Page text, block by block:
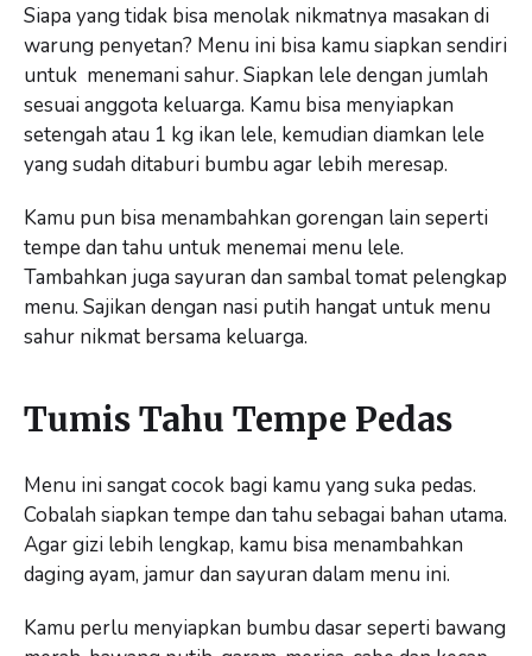
Siapa yang tidak bisa menolak nikmatnya masakan di
warung penyetan? Menu ini bisa kamu siapkan sendiri
untuk menemani sahur. Siapkan lele dengan jumlah
sesuai anggota keluarga. Kamu bisa menyiapkan
setengah atau 1 kg ikan lele, kemudian diamkan lele
yang sudah ditaburi bumbu agar lebih meresap.
Kamu pun bisa menambahkan gorengan lain seperti
tempe dan tahu untuk menemai menu lele.
Tambahkan juga sayuran dan sambal tomat pelengkap
menu. Sajikan dengan nasi putih hangat untuk menu
sahur nikmat bersama keluarga.
Tumis Tahu Tempe Pedas
Menu ini sangat cocok bagi kamu yang suka pedas.
Cobalah siapkan tempe dan tahu sebagai bahan utama.
Agar gizi lebih lengkap, kamu bisa menambahkan
daging ayam, jamur dan sayuran dalam menu ini.
Kamu perlu menyiapkan bumbu dasar seperti bawang